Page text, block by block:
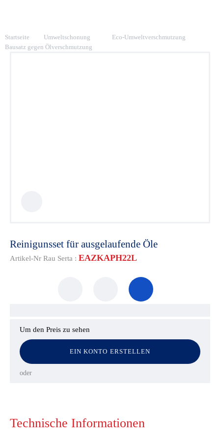
Startseite Umweltschonung
Eco-Umweltverschmutzung
Bausatz gegen Ölverschmutzung
Reinigunsset für ausgelaufende Öle
Artikel-Nr Rau Serta : EAZKAPH22L
Um den Preis zu sehen
EIN KONTO ERSTELLEN
oder
Technische Informationen